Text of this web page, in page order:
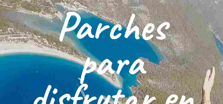
Parches
para